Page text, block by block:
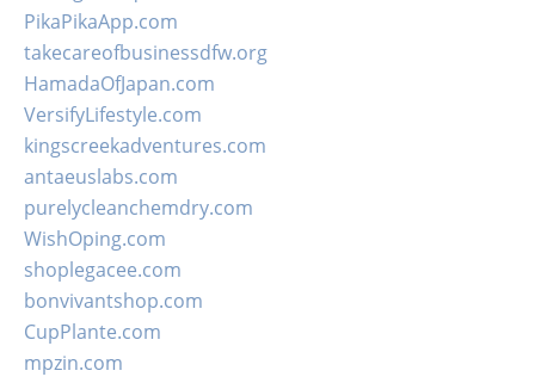
PikaPikaApp.com
takecareofbusinessdfw.org
HamadaOfJapan.com
VersifyLifestyle.com
kingscreekadventures.com
antaeuslabs.com
purelycleanchemdry.com
WishOping.com
shoplegacee.com
bonvivantshop.com
CupPlante.com
mpzin.com